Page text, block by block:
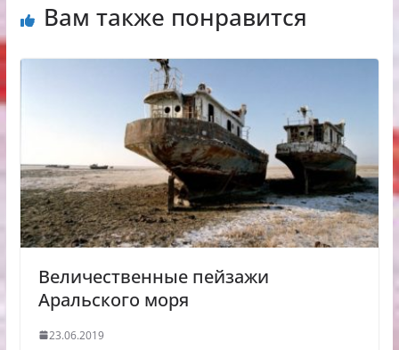
Вам также понравится
Величественные пейзажи
Аральского моря
23.06.2019